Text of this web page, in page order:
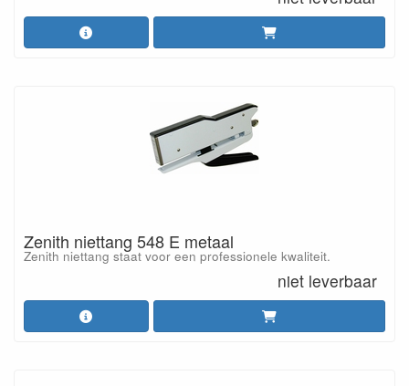
Zenith niettang 548 E metaal
Zenith niettang staat voor een professionele kwaliteit.
niet leverbaar